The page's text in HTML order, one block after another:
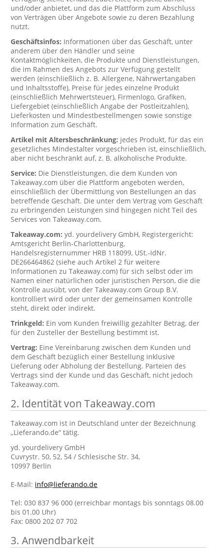
und/oder anbietet, und das die Plattform zum Abschluss
von Verträgen über Angebote sowie zu deren Bezahlung
nutzt.
Geschäftsinfos: Informationen über das Geschäft, unter
anderem über den Händler und seine
Kontaktmöglichkeiten, die Produkte und Dienstleistungen,
die im Rahmen des Angebots zur Verfügung gestellt
werden (einschließlich z. B. Allergene, Nährwertangaben
und Inhaltsstoffe), Preise für jedes einzelne Produkt
(einschließlich Mehrwertsteuer), Firmenlogo, Grafiken,
Liefergebiet (einschließlich Angabe der Postleitzahlen),
Lieferkosten und Mindestbestellmengen sowie sonstige
Information zum Geschäft.
Artikel mit Altersbeschränkung: jedes Produkt, für das ein
gesetzliches Mindestalter vorgeschrieben ist, einschließlich,
aber nicht beschränkt auf, z. B. alkoholische Produkte.
Service: Die Dienstleistungen, die dem Kunden von
Takeaway.com über die Plattform angeboten werden,
einschließlich der Übermittlung von Bestellungen an das
betreffende Geschäft. Die unter dem Vertrag vom Geschäft
zu erbringenden Leistungen sind hingegen nicht Teil des
Services von Takeaway.com.
Takeaway.com:yd. yourdelivery GmbH, Registergericht:
Amtsgericht Berlin-Charlottenburg,
Handelsregisternummer HRB 118099, USt.-IdNr.
DE266464862 (siehe auch Artikel 2 für weitere
Informationen zu Takeaway.com) für sich selbst oder im
Namen einer natürlichen oder juristischen Person, die die
Kontrolle ausübt, von der Takeaway.com Group B.V.
kontrolliert wird oder unter der gemeinsamen Kontrolle
steht, direkt oder indirekt.
Trinkgeld: Ein vom Kunden freiwillig gezahlter Betrag, der
für den Zusteller der Bestellung bestimmt ist.
Vertrag: Eine Vereinbarung zwischen dem Kunden und
dem Geschäft bezüglich einer Bestellung inklusive
Lieferung oder Abholung der Bestellung. Parteien des
Vertrags sind der Kunde und das Geschäft, nicht jedoch
Takeaway.com.
2. Identität von Takeaway.com
Takeaway.com ist in Deutschland unter der Bezeichnung
„Lieferando.de“ tätig.
yd. yourdelivery GmbH
Cuvrystr. 50, 52, 54 / Schlesische Str. 34,
10997 Berlin
E-Mail: info@lieferando.de
Tel: 030 837 96 000 (erreichbar montags bis sonntags 08.00
bis 01.00 Uhr)
Fax: 0800 202 07 702
3. Anwendbarkeit